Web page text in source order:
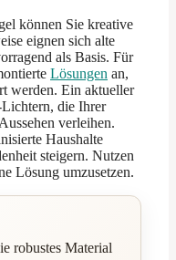
können Sie kreative
eignen sich alte
als Basis. Für
Lösungen an,
werden. Ein aktueller
die Ihrer
verleihen.
Haushalte
steigern. Nutzen
Lösung umzusetzen.
robustes Material